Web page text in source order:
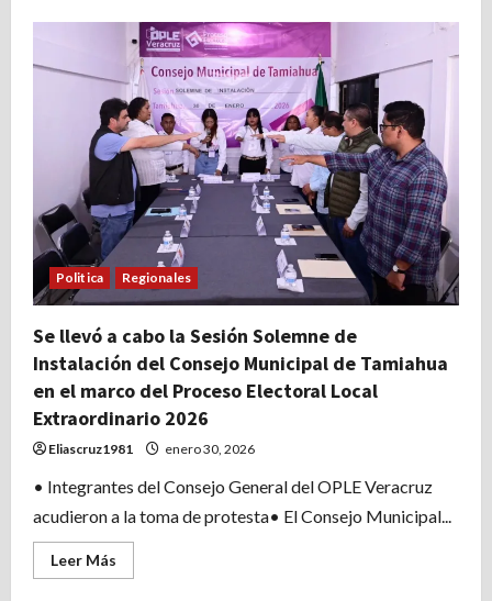
Inicia
Croquetón
Tuxpan
2026
en
apoyo
a
perros
gatos
de
albergues
y
situación
calle
Politica Regionales
Se llevó a cabo la Sesión Solemne de
Instalación del Consejo Municipal de Tamiahua
en el marco del Proceso Electoral Local
Extraordinario 2026
Eliascruz1981 enero 30, 2026
• Integrantes del Consejo General del OPLE Veracruz
acudieron a la toma de protesta• El Consejo Municipal...
Leer Más
más